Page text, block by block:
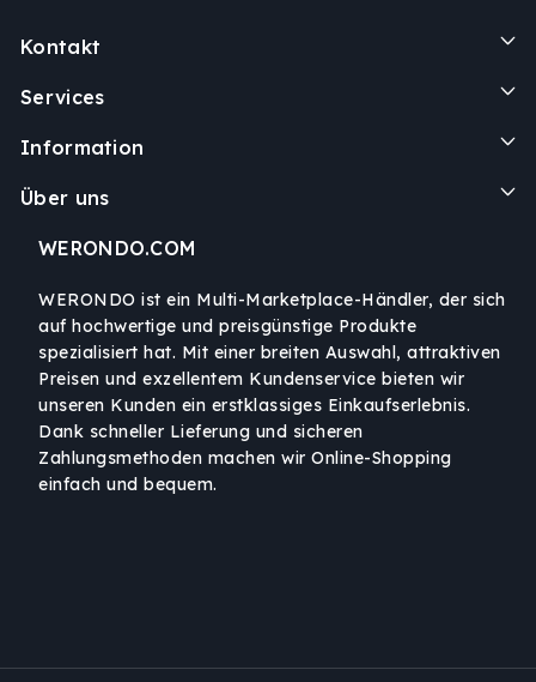
Kontakt
Services
Information
Über uns
WERONDO.COM
WERONDO ist ein Multi-Marketplace-Händler, der sich
auf hochwertige und preisgünstige Produkte
spezialisiert hat. Mit einer breiten Auswahl, attraktiven
Preisen und exzellentem Kundenservice bieten wir
unseren Kunden ein erstklassiges Einkaufserlebnis.
Dank schneller Lieferung und sicheren
Zahlungsmethoden machen wir Online-Shopping
einfach und bequem.